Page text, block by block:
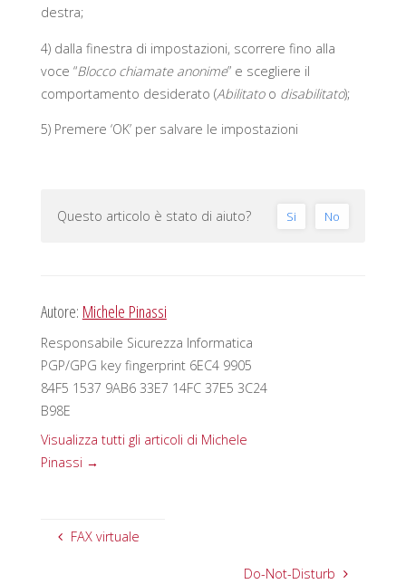
destra;
4) dalla finestra di impostazioni, scorrere fino alla
voce “Blocco chiamate anonime” e scegliere il
comportamento desiderato (Abilitato o disabilitato);
5) Premere ‘OK’ per salvare le impostazioni
Questo articolo è stato di aiuto? Si No
Autore: Michele Pinassi
Responsabile Sicurezza Informatica
PGP/GPG key fingerprint 6EC4 9905
84F5 1537 9AB6 33E7 14FC 37E5 3C24
B98E
Visualizza tutti gli articoli di Michele
Pinassi →
FAX virtuale
Do-Not-Disturb